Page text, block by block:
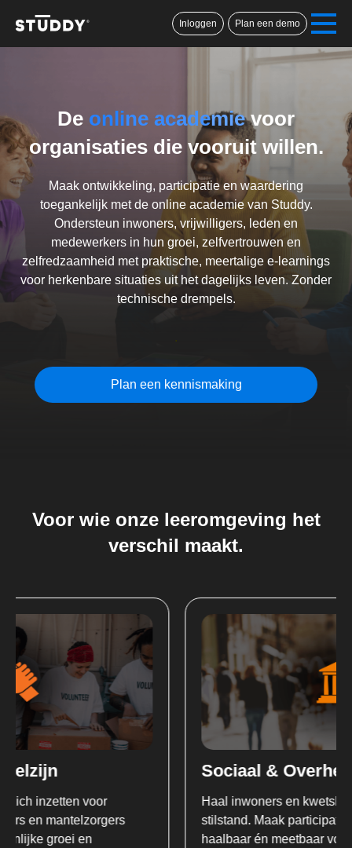
Inloggen Plan een demo
De online academievoor
organisaties die vooruit willen.
Maak ontwikkeling, participatie en waardering
toegankelijk met de online academie van Studdy.
Ondersteun inwoners, vrijwilligers, leden en
medewerkers in hun groei, zelfvertrouwen en
zelfredzaamheid met praktische, meertalige e-learnings
voor herkenbare situaties uit het dagelijks leven. Zonder
technische drempels.
.
Plan een kennismaking
Voor wie onze leeromgeving het
verschil maakt.
Sociaal & Overheid
Haal inwoners en kwetsbare doelgroepen uit
stilstand. Maak participatie en inburgering lokaal
haalbaar én meetbaar voor uw gemeente, COA